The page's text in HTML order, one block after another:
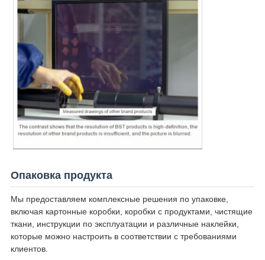
Опаковка продукта
Мы предоставляем комплексные решения по упаковке,
включая картонные коробки, коробки с продуктами, чистящие
ткани, инструкции по эксплуатации и различные наклейки,
которые можно настроить в соответствии с требованиями
клиентов.